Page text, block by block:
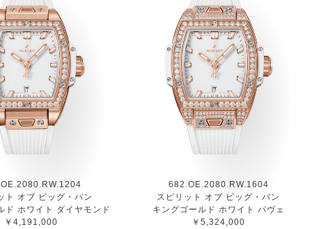
ト オブ ビッグ・バン
ド ホワイト ダイヤモンド
￥4,191,000
682.OE.2080.RW.1604
スピリット オブ ビッグ・バン
キングゴールド ホワイト パヴェ
￥5,324,000